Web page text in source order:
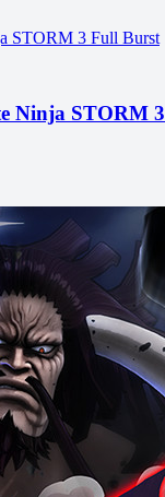
Ninja STORM 3